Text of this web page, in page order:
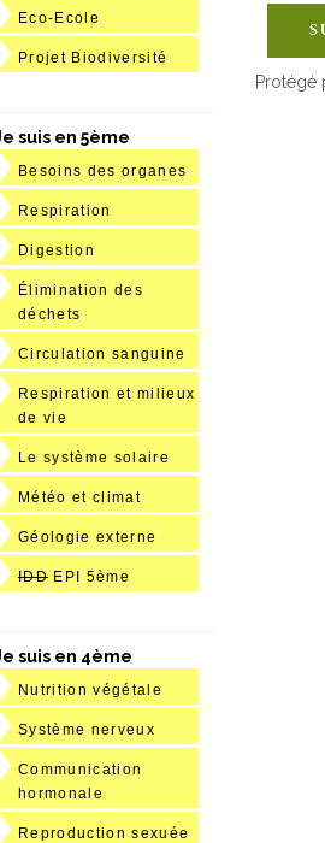
Protégé
Eco-Ecole
Projet Biodiversité
suis en 5ème
Besoins des organes
Respiration
Digestion
Élimination des
déchets
Circulation sanguine
Respiration et milieux
de vie
Le système solaire
Météo et climat
Géologie externe
IDD EPI 5ème
suis en 4ème
Nutrition végétale
Système nerveux
Communication
hormonale
Reproduction sexuée